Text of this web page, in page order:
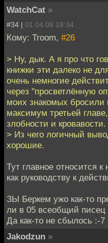
WatchCat »
#34 | 01.04.08 18:34
Кому: Troom, #26
> Ну, дык. А я про что
книжки эти далеко не
очень немногие
через "просветлённую
моих знакомых бросили
максимум третьей
злобности и кровавости.
> Из чего логичный
хорошие.
Тут главное относится
как руководству к
ЗЫ Беркем ужо как-то
ли в 05 всеобщий писец
Да как-то не сбылось :-7
Jakodzun »